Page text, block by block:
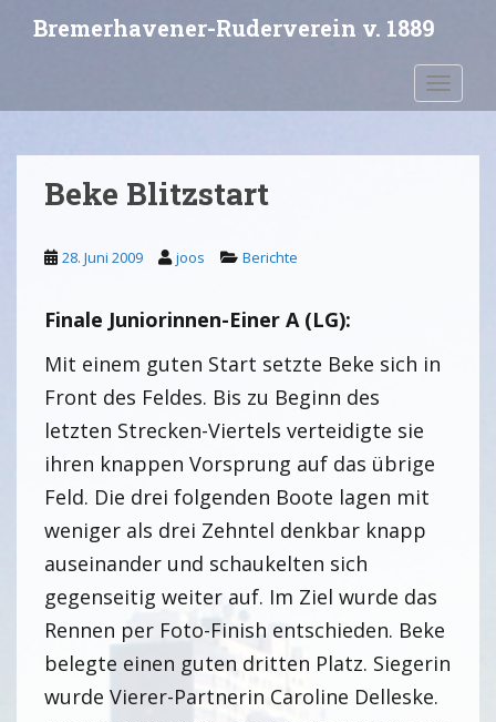
t
Bremerhavener-Ruderverein v. 1889
Toggle
Beke Blitzstart
28. Juni 2009 joos Berichte
Finale Juniorinnen-Einer A (LG):
Mit einem guten Start setzte Beke sich in
Front des Feldes. Bis zu Beginn des
letzten Strecken-Viertels verteidigte sie
ihren knappen Vorsprung auf das übrige
Feld. Die drei folgenden Boote lagen mit
weniger als drei Zehntel denkbar knapp
auseinander und schaukelten sich
gegenseitig weiter auf. Im Ziel wurde das
Rennen per Foto-Finish entschieden. Beke
belegte einen guten dritten Platz. Siegerin
wurde Vierer-Partnerin Caroline Delleske.